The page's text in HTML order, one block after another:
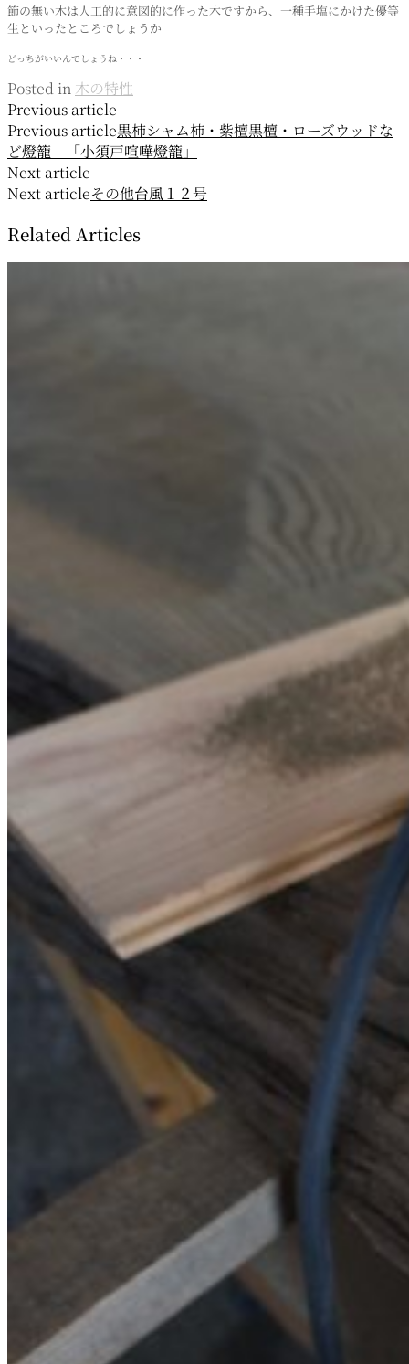
節の無い木は人工的に意図的に作った木ですから、一種手塩にかけた優等
生といったところでしょうか
どっちがいいんでしょうね・・・
Posted in 木の特性
投
稿
ナ
ビ
ゲ
Previous article
Previous article黒柿シャム柿・紫檀黒檀・ローズウッドな
ど燈籠 「小須戸喧嘩燈籠」
Next article
Next articleその他台風１２号
Related Articles